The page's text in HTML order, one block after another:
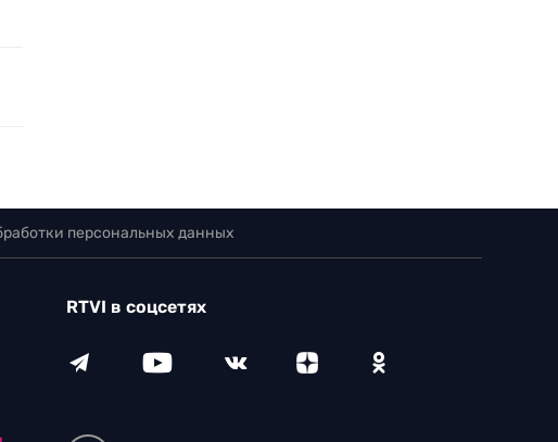
персональных данных
RTVI в соцсетях